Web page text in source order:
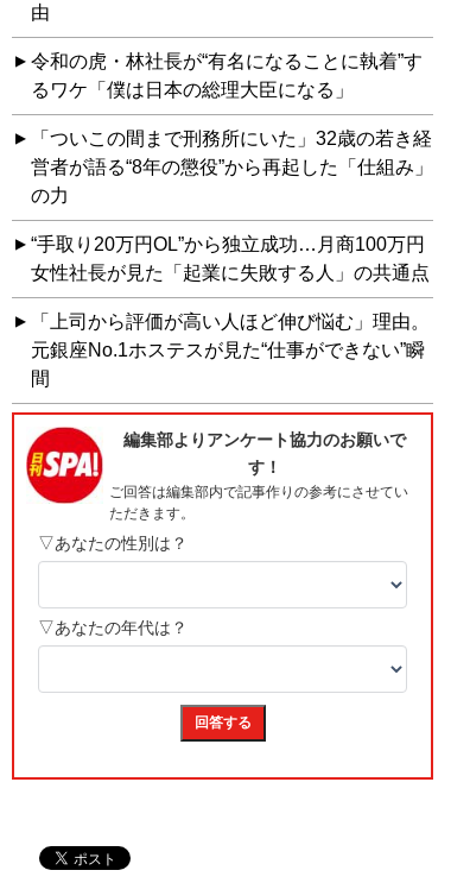
由
令和の虎・林社長が“有名になることに執着”す
るワケ「僕は日本の総理大臣になる」
「ついこの間まで刑務所にいた」32歳の若き経
営者が語る“8年の懲役”から再起した「仕組み」
の力
“手取り20万円OL”から独立成功…月商100万円
女性社長が見た「起業に失敗する人」の共通点
「上司から評価が高い人ほど伸び悩む」理由。
元銀座No.1ホステスが見た“仕事ができない”瞬
間